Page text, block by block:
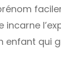
incarne
enfant qui